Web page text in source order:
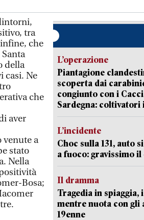
tra
che
della
casi. Ne
che
aver
a
stato
Nella
Bosa;
L’operazione
Piantagione
scoperta dai
congiunto con i
Sardegna: coltivatori
L’incidente
Choc sulla 131, auto
a fuoco: gravissimo
Il dramma
Tragedia in spiaggia,
mentre nuota con gli
19enne